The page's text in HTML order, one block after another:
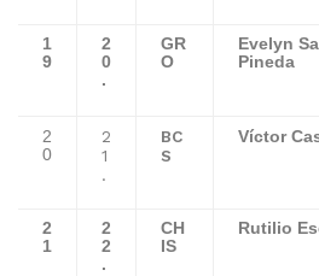
1
9
2
0
.
GR
O
Evelyn
Pineda
2
0
2
1
.
BC
S
Víctor
2
1
2
2
.
CH
IS
Rutilio